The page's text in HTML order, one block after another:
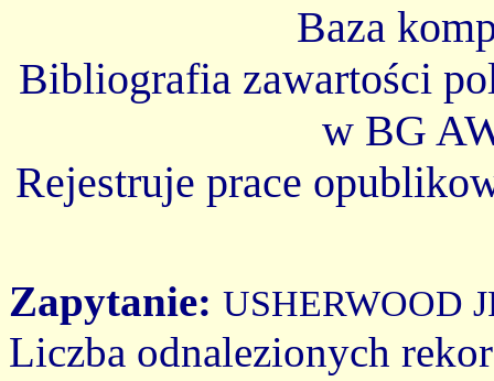
Baza
Bibliografia zawartości
w BG
Rejestruje prace
Zapytanie: USHERWOOD
Liczba odnalezionych